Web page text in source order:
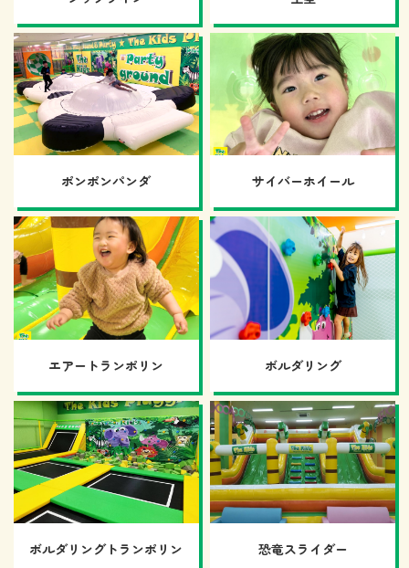
ポンポンパンダ サイバーホイール
エアートランポリン ボルダリング
ボルダリングトランポリン 恐竜スライダー